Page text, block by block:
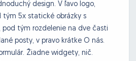
design. V ľavo logo,
5x statické obrázky s
pod tým rozdelenie na dve časti
posty, v pravo krátke O nás.
Žiadne widgety, nič.